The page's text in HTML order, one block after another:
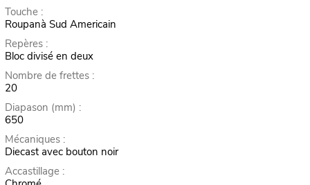
Touche :
Roupanà Sud Americain
Repères :
Bloc divisé en deux
Nombre de frettes :
20
Diapason (mm) :
650
Mécaniques :
Diecast avec bouton noir
Accastillage :